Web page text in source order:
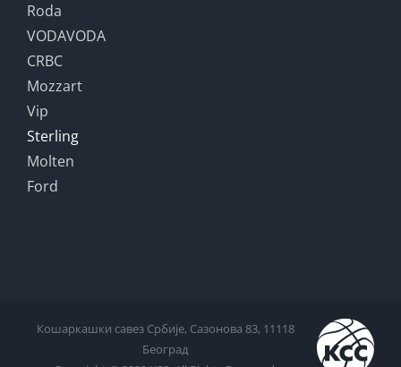
Roda
VODAVODA
CRBC
Mozzart
Vip
Sterling
Molten
Ford
Кошаркашки савез Србије, Сазонова 83, 11118
Београд